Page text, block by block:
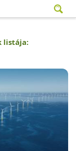
listája: